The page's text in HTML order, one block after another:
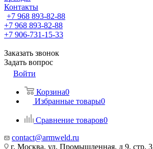
Контакты
+7 968 893-82-88
+7 968 893-82-88
+7 906-731-15-33
Заказать звонок
Задать вопрос
Войти
Корзина0
Избранные товары0
Сравнение товаров0
contact@armweld.ru
г. Москва, ул. Промышленная, д 9, стр. 3